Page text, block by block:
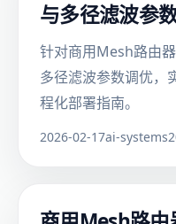
与多径滤波参
针对商用Mesh路由
多径滤波参数调优，
程化部署指南。
2026-02-17ai-systems